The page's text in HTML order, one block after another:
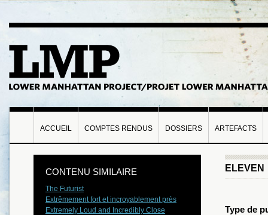
ACCUEIL COMPTES RENDUS DOSSIERS ARTEFACTS
ELEVEN
Type de
CONTENU SIMILAIRE
The Futurist
Extrêmement fort et incroyablement près
Extremely Loud and Incredibly Close